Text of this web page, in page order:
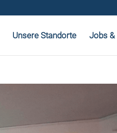
Unsere Standorte Jobs &